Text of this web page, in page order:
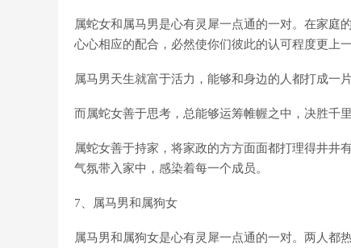
属蛇女和属马男是心有灵犀一点通的一对。在家庭
心心相应的配合，必然使你们彼此的认可程度更上一
属马男天生就富于活力，能够和身边的人都打成一片
而属蛇女善于思考，总能够运筹帷幄之中，决胜千里
属蛇女善于持家，将家政的方方面面都打理得井井
气氛带入家中，感染着每一个成员。
7、属马男和属狗女
属马男和属狗女是心有灵犀一点通的一对。两人都